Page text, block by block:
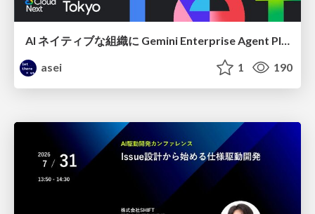
AI ネイティブな組織に Gemini Enterprise Agent Platform がなぜ必要なのか
asei
1 190